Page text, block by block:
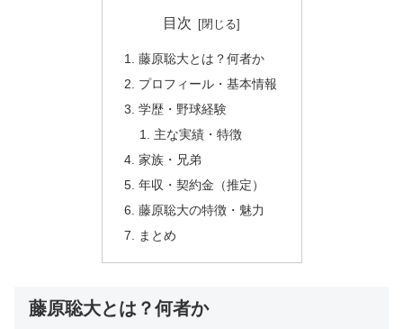
目次
藤原聡大とは？何者か
プロフィール・基本情報
学歴・野球経験
主な実績・特徴
家族・兄弟
年収・契約金（推定）
藤原聡大の特徴・魅力
まとめ
藤原聡大とは？何者か